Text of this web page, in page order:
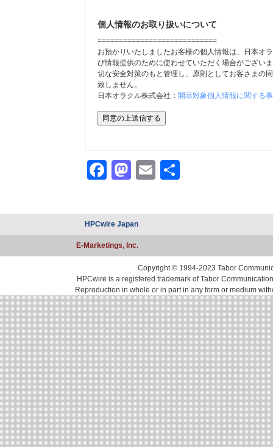
個人情報のお取り扱いについて
============================
お預かりいたしましたお客様の個人情報は、日本オ
び情報提供のために使わせていただく場合がござい
切な安全対策のもと管理し、原則としてお客さまの
致しません。
日本オラクル株式会社： 開示対象個人情報に関する
Facebook
Mastodon
Email
HPCwire Japan
E-Marketings, Inc.
Copyright © 1994-2023 Tabor
HPCwire is a registered trademark of Tabor
Reproduction in whole or in part in any form or medium